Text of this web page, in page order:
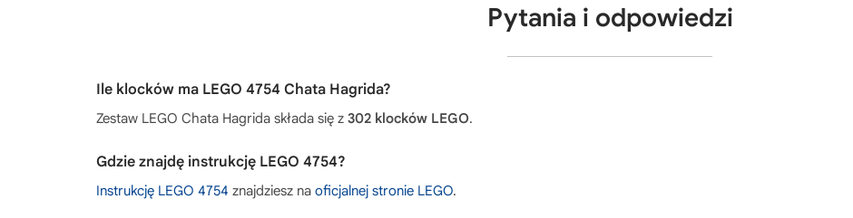
Pytania i odpowiedzi
Ile klocków ma LEGO 4754 Chata Hagrida?
Zestaw LEGO Chata Hagrida składa się z 302 klocków LEGO.
Gdzie znajdę instrukcję LEGO 4754?
Instrukcję LEGO 4754 znajdziesz na oficjalnej stronie LEGO.